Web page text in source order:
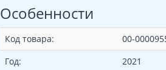
Особенности
Код товара:
00-
Год:
2021